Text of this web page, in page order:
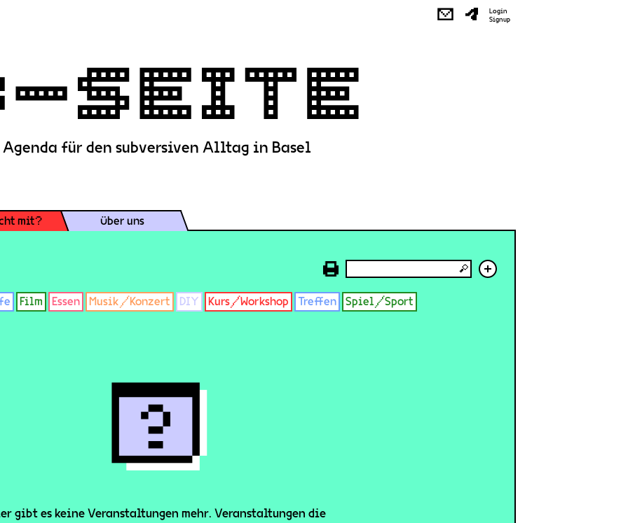
✉
Login
Signup
Agenda für den subversiven Alltag in Basel
mit? Über uns
+
Film Essen Musik/Konzert DIY Kurs/Workshop Treffen Spiel/Sport
gibt es keine Veranstaltungen mehr. Veranstaltungen die